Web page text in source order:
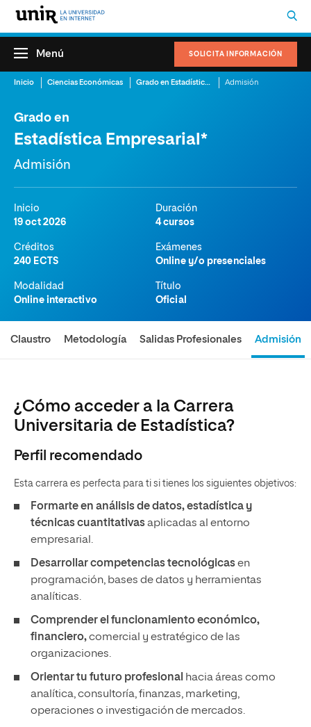
SOLICITA INFORMACIÓN
Menú
Inicio Ciencias Económicas Grado en Estadística Empresarial Admisión
Grado en
Estadística Empresarial*
Admisión
Inicio
19 oct 2026
Duración
4 cursos
Créditos
240 ECTS
Exámenes
Online y/o presenciales
Modalidad
Online interactivo
Título
Oficial
Claustro Metodología Salidas Profesionales Admisión
¿Cómo acceder a la Carrera
Universitaria de Estadística?
Perfil recomendado
Esta carrera es perfecta para ti si tienes los siguientes objetivos:
Formarte en análisis de datos, estadística y
técnicas cuantitativasaplicadas al entorno
empresarial.
Desarrollar competencias tecnológicasen
programación, bases de datos y herramientas
analíticas.
Comprender el funcionamiento económico,
financiero,comercial y estratégico de las
organizaciones.
Orientar tu futuro profesional hacia áreas como
analítica, consultoría, finanzas, marketing,
operaciones o investigación de mercados.